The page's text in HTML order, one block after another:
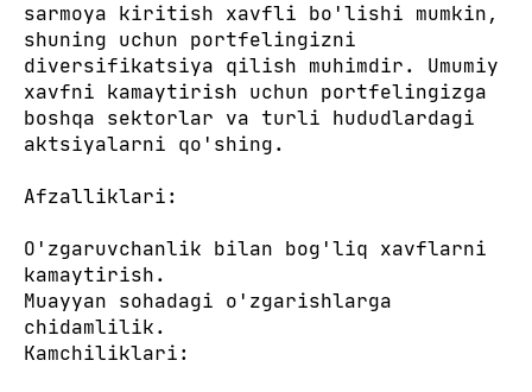
sarmoya kiritish xavfli bo'lishi mumkin,
shuning uchun portfelingizni
diversifikatsiya qilish muhimdir. Umumiy
xavfni kamaytirish uchun portfelingizga
boshqa sektorlar va turli hududlardagi
aktsiyalarni qo'shing.
Afzalliklari:
O'zgaruvchanlik bilan bog'liq xavflarni
kamaytirish.
Muayyan sohadagi o'zgarishlarga
chidamlilik.
Kamchiliklari: